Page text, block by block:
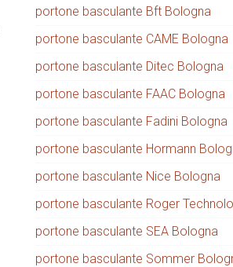
portone basculante Bft Bologna
portone basculante CAME Bologna
portone basculante Ditec Bologna
portone basculante FAAC Bologna
portone basculante Fadini Bologna
portone basculante Hormann
portone basculante Nice Bologna
portone basculante Roger
portone basculante SEA Bologna
portone basculante Sommer